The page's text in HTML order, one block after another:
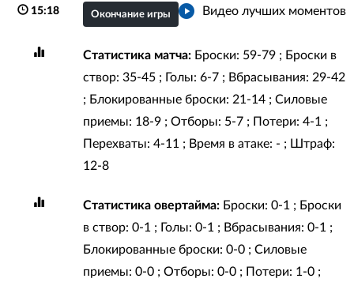
15:18 Видео лучших моментов
Окончание игры
Статистика матча:Броски: 59-79 ; Броски в
створ: 35-45 ; Голы: 6-7 ; Вбрасывания: 29-42
; Блокированные броски: 21-14 ; Силовые
приемы: 18-9 ; Отборы: 5-7 ; Потери: 4-1 ;
Перехваты: 4-11 ; Время в атаке: - ; Штраф:
12-8
Статистика овертайма:Броски: 0-1 ; Броски
в створ: 0-1 ; Голы: 0-1 ; Вбрасывания: 0-1 ;
Блокированные броски: 0-0 ; Силовые
приемы: 0-0 ; Отборы: 0-0 ; Потери: 1-0 ;